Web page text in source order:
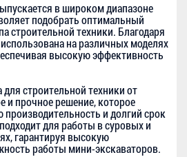
в широком диапазоне
подобрать оптимальный
строительной техники. Благодаря
на различных моделях
высокую эффективность
строительной техники от
и прочное решение, которое
производительность и долгий срок
для работы в суровых и
гарантируя высокую
работы мини-экскаваторов.